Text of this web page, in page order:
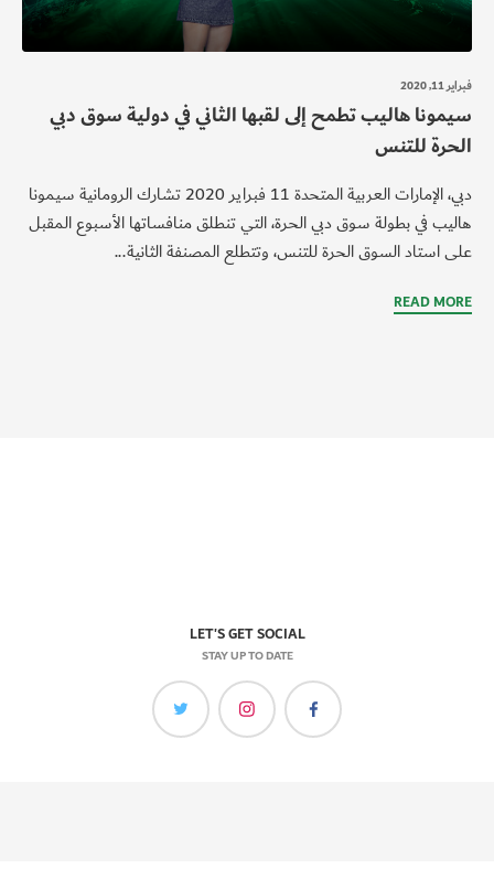
فبراير 11, 2020
سيمونا هاليب تطمح إلى لقبها الثاني في دولية سوق دبي
الحرة للتنس
دبي، الإمارات العربية المتحدة 11 فبراير 2020 تشارك الرومانية سيمونا
هاليب في بطولة سوق دبي الحرة، التي تنطلق منافساتها الأسبوع المقبل
على استاد السوق الحرة للتنس، وتتطلع المصنفة الثانية...
READ MORE
LET'S GET SOCIAL
STAY UP TO DATE